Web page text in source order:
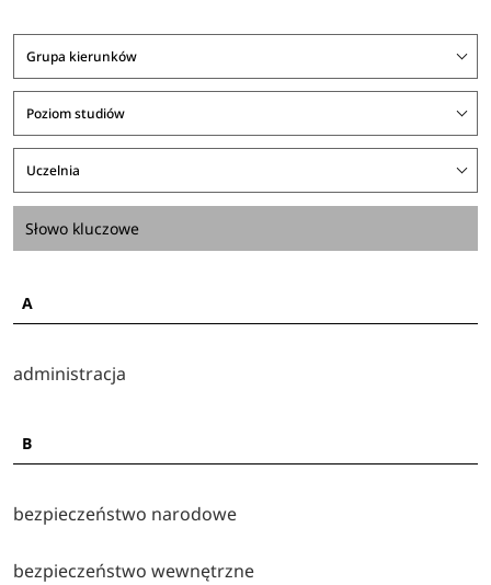
Grupa kierunków
Poziom studiów
Uczelnia
A
administracja
B
bezpieczeństwo narodowe
bezpieczeństwo wewnętrzne